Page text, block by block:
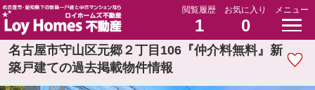
閲覧履歴
1
お気に入り
0
メニュー
名古屋市守山区元郷２丁目106『仲介料無料』新
築戸建ての過去掲載物件情報